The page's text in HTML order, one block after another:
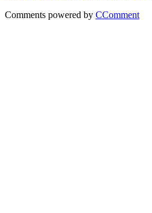
Comments powered by CComment